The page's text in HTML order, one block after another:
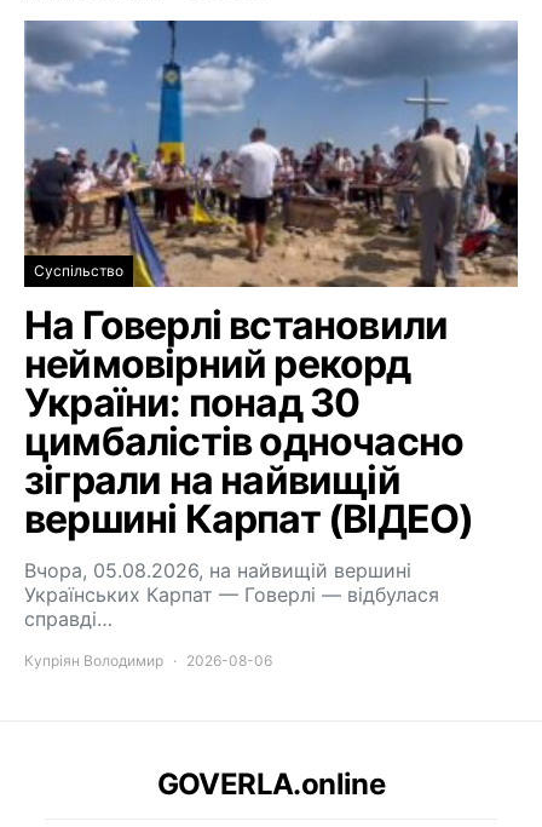
Суспільство
На Говерлі встановили
неймовірний рекорд
України: понад 30
цимбалістів одночасно
зіграли на найвищій
вершині Карпат (ВІДЕО)
Вчора, 05.08.2026, на найвищій вершині
Українських Карпат — Говерлі — відбулася
справді…
Купріян Володимир 2026-08-06
GOVERLA.online